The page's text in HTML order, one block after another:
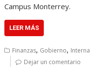
Campus Monterrey.
LEER MÁS
Finanzas, Gobierno,
Dejar un comentario